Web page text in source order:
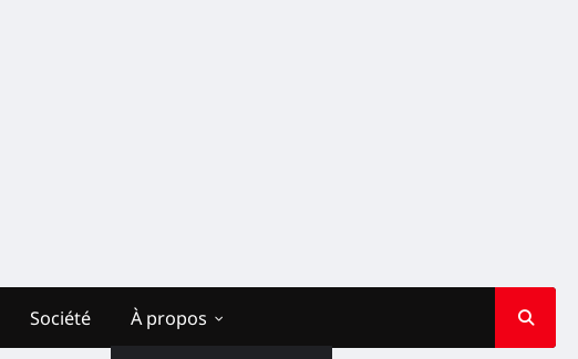
Société À propos